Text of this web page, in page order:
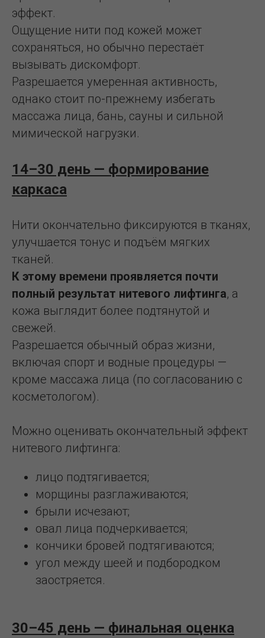
эффект.
Ощущение нити под кожей может
сохраняться, но обычно перестаёт
вызывать дискомфорт.
Разрешается умеренная активность,
однако стоит по-прежнему избегать
массажа лица, бань, сауны и сильной
мимической нагрузки.
14–30 день — формирование
каркаса
Нити окончательно фиксируются в тканях,
улучшается тонус и подъём мягких
тканей.
К этому времени проявляется почти
полный результат нитевого лифтинга, а
кожа выглядит более подтянутой и
свежей.
Разрешается обычный образ жизни,
включая спорт и водные процедуры —
кроме массажа лица (по согласованию с
косметологом).
Можно оценивать окончательный эффект
нитевого лифтинга:
лицо подтягивается;
морщины разглаживаются;
брыли исчезают;
овал лица подчеркивается;
кончики бровей подтягиваются;
угол между шеей и подбородком
заостряется.
30–45 день — финальная оценка